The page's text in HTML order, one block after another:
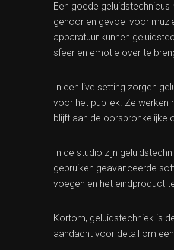
Een goede
gehoor en gevoel voor
apparatuur kunnen
sfeer en emotie over te
In een live setting zorgen
voor het publiek. Ze werken
blijft aan de oorspronkelijke
In de studio zijn
gebruiken geavanceerde
voegen en het eindproduct
Kortom, geluidstechniek is
aandacht voor detail om